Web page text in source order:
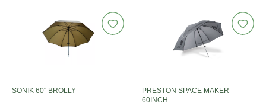
SONIK 60" BROLLY
PRESTON SPACE MAKER
60INCH